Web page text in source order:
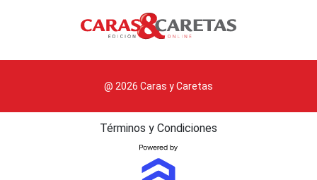
@ 2026 Caras y Caretas
Términos y Condiciones